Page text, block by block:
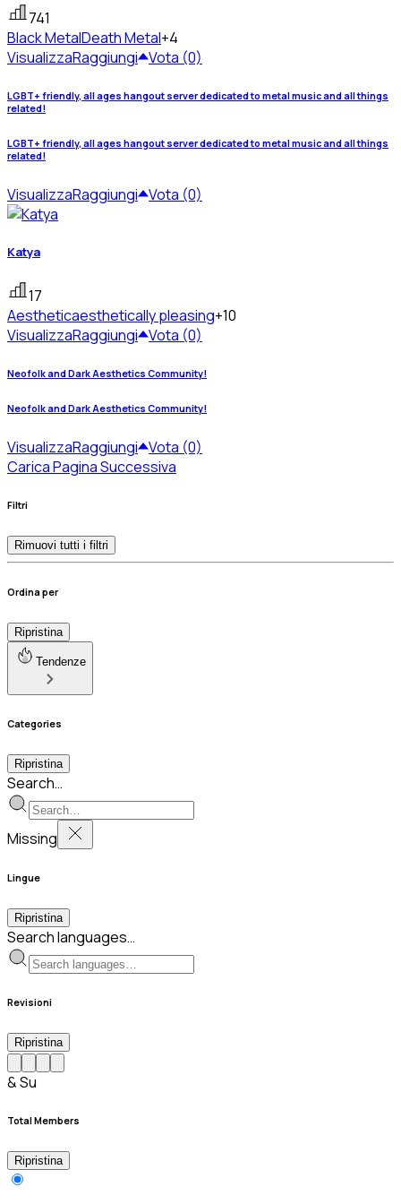
741
Black MetalDeath Metal+4
VisualizzaRaggiungi Vota (0)
LGBT+ friendly, all ages hangout server dedicated to metal music and all things
related!
LGBT+ friendly, all ages hangout server dedicated to metal music and all things
related!
VisualizzaRaggiungi Vota (0)
Katya
17
Aestheticaesthetically pleasing+10
VisualizzaRaggiungi Vota (0)
Neofolk and Dark Aesthetics Community!
Neofolk and Dark Aesthetics Community!
VisualizzaRaggiungi Vota (0)
Carica Pagina Successiva
Filtri
Rimuovi tutti i filtri
Ordina per
Ripristina
Tendenze
Categories
Ripristina
Search…
Missing
Lingue
Ripristina
Search languages…
Revisioni
Ripristina
& Su
Total Members
Ripristina